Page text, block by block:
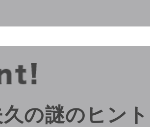
久の謎のヒント